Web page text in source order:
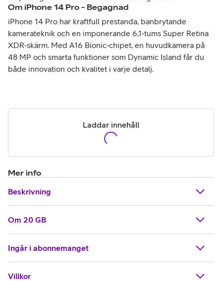
Om iPhone 14 Pro - Begagnad
iPhone 14 Pro har kraftfull prestanda, banbrytande
kamerateknik och en imponerande 6,1‑tums Super Retina
XDR‑skärm. Med A16 Bionic‑chipet, en huvudkamera på
48 MP och smarta funktioner som Dynamic Island får du
både innovation och kvalitet i varje detalj.
Laddar innehåll
Mer info
Beskrivning
Om 20 GB
Ingår i abonnemanget
Villkor